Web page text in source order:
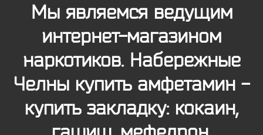
Мы являемся ведущим
интернет-магазином
наркотиков. Набережные
Челны купить амфетамин -
купить закладку: кокаин,